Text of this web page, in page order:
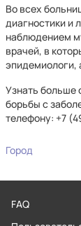
Во всех
диагностики и
наблюдением
врачей, в
эпидемиологи,
Узнать больше
борьбы с
телефону: +7
Город
FAQ